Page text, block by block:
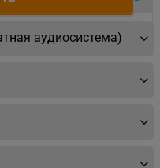
аудиосистема)